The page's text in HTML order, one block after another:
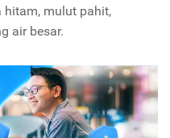
hitam, mulut pahit,
air besar.